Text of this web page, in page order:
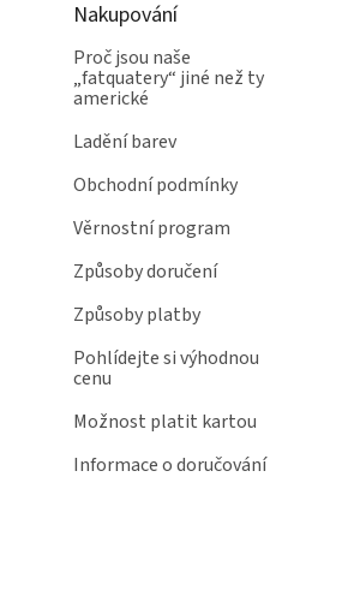
Nakupování
Proč jsou naše
„fatquatery“ jiné než ty
americké
Ladění barev
Obchodní podmínky
Věrnostní program
Způsoby doručení
Způsoby platby
Pohlídejte si výhodnou
cenu
Možnost platit kartou
Informace o doručování